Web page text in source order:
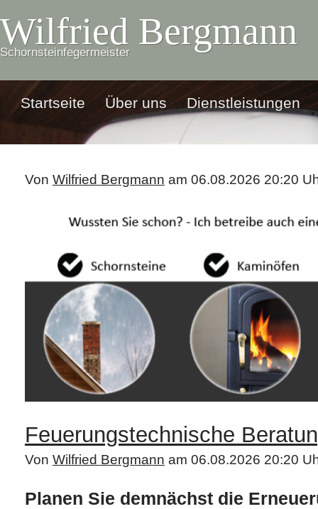
Wilfried Bergmann
Schornsteinfegermeister
Startseite Über uns Dienstleistungen
Von Wilfried Bergmann am 06.08.2026 20:20
Feuerungstechnische
Von Wilfried Bergmann am 06.08.2026 20:20
Planen Sie demnächst die